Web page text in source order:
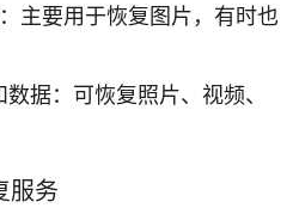
主要用于恢复图片，有时也
据：可恢复照片、视频、
服务